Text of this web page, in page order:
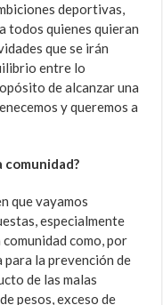
deportivas,
todos quienes quieran
que se irán
entre lo
de alcanzar una
y queremos a
comunidad?
que vayamos
especialmente
comunidad como, por
para la prevención de
de las malas
pesos, exceso de